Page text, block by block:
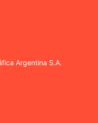
Argentina S.A.